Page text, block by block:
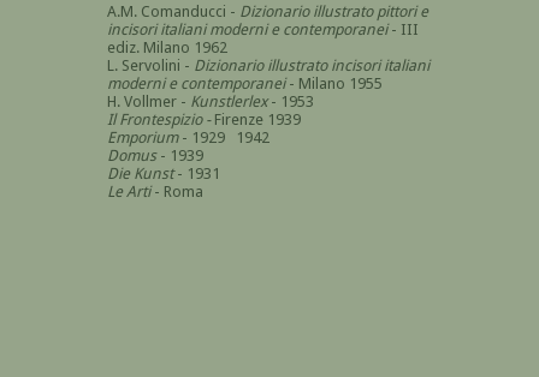
A.M. Comanducci - Dizionario illustrato pittori e
incisori italiani moderni e contemporanei- III
ediz. Milano 1962
L. Servolini - Dizionario illustrato incisori italiani
moderni e contemporanei- Milano 1955
H. Vollmer - Kunstlerlex- 1953
Il Frontespizio -Firenze 1939
Emporium- 1929 1942
Domus- 1939
Die Kunst- 1931
Le Arti- Roma